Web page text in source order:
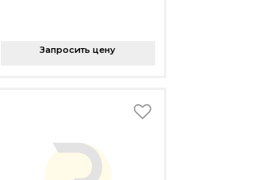
Запросить цену